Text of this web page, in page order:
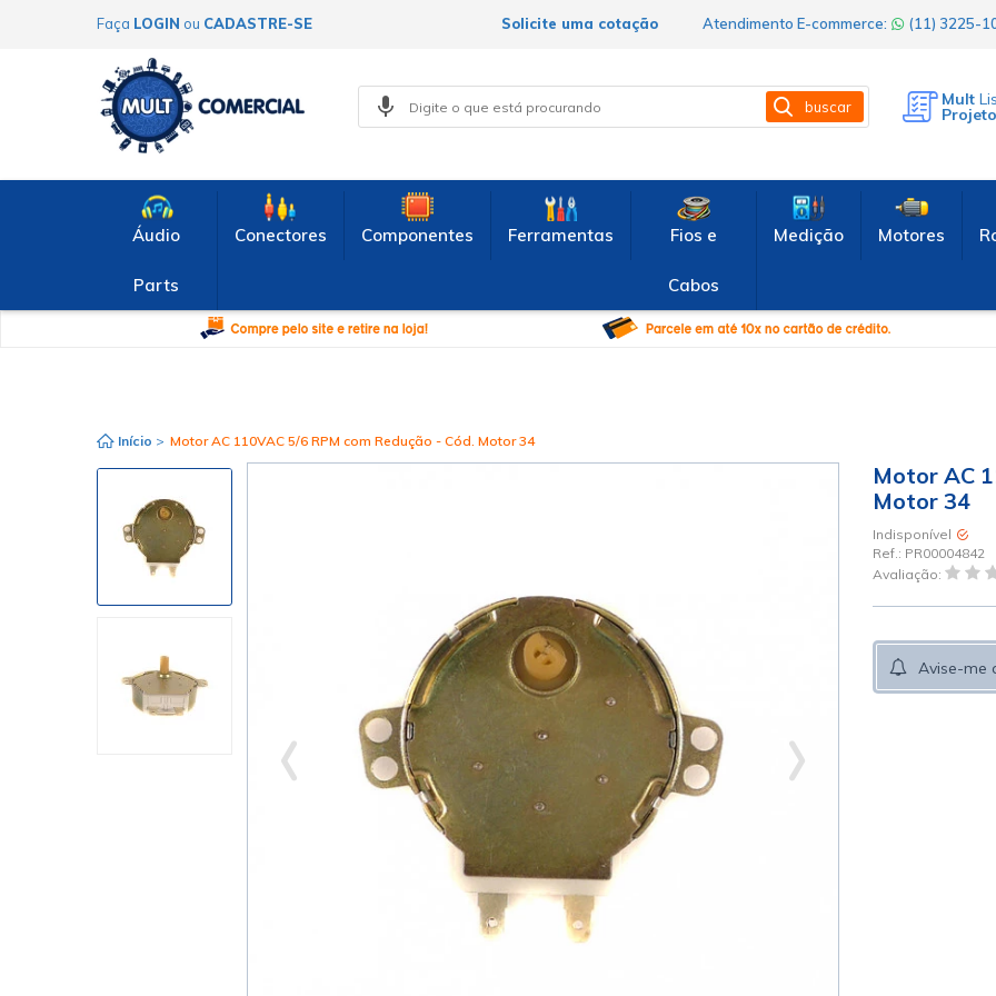
Faça LOGIN ou CADASTRE-SE Atendimento E-commerce: (11) 3225-
Solicite uma cotação
buscar Mult
Áudio
Parts
Conectores Componentes Ferramentas Fios e
Cabos
Medição Motores
Início > Motor AC 110VAC 5/6 RPM com Redução - Cód. Motor 34
Motor AC
Motor 34
Indisponível
Ref.: PR00004842
Avaliação:
Avise-me